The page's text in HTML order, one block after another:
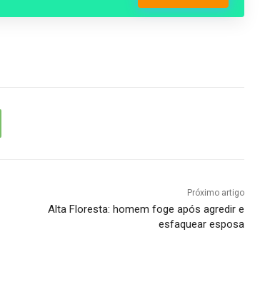
Próximo artigo
Alta Floresta: homem foge após agredir e
esfaquear esposa